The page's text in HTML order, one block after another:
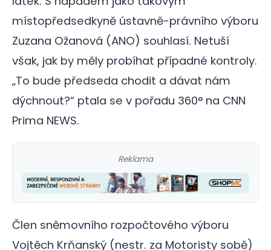
místopředsedkyně ústavně-právního výboru
Zuzana Ožanová (ANO) souhlasí. Netuší
však, jak by měly probíhat případné kontroly.
„To bude předseda chodit a dávat nám
dýchnout?“ ptala se v pořadu 360° na CNN
Prima NEWS.
Reklama
Člen sněmovního rozpočtového výboru
Vojtěch Krňanský (nestr. za Motoristy sobě)